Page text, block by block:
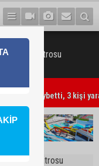
çocuk tiyatrosu
hayatını kaybetti, 3 kişi